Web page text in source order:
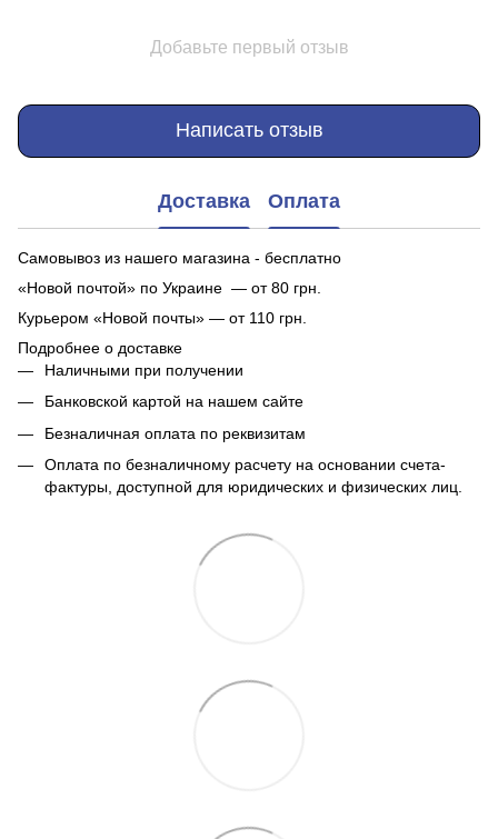
Добавьте первый отзыв
Написать отзыв
Доставка Оплата
Самовывоз из нашего магазина - бесплатно
«Новой почтой» по Украине — от 80 грн.
Курьером «Новой почты» — от 110 грн.
Подробнее о доставке
Наличными при получении
Банковской картой на нашем сайте
Безналичная оплата по реквизитам
Оплата по безналичному расчету на основании счета-
фактуры, доступной для юридических и физических лиц.